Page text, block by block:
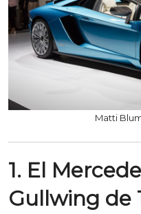
Matti
1. El
Gullwing de